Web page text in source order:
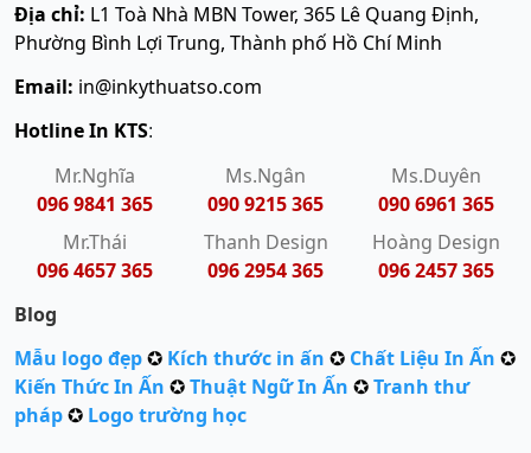
Địa chỉ: L1 Toà Nhà MBN Tower, 365 Lê Quang Định,
Phường Bình Lợi Trung, Thành phố Hồ Chí Minh
Email: in@inkythuatso.com
Hotline In KTS:
Mr.Nghĩa
096 9841 365
Ms.Ngân
090 9215 365
Ms.Duyên
090 6961 365
Mr.Thái
096 4657 365
Thanh Design
096 2954 365
Hoàng Design
096 2457 365
Blog
Mẫu logo đẹp✪ Kích thước in ấn ✪ Chất Liệu In Ấn ✪
Kiến Thức In Ấn ✪Thuật Ngữ In Ấn ✪Tranh thư
pháp✪ Logo trường học